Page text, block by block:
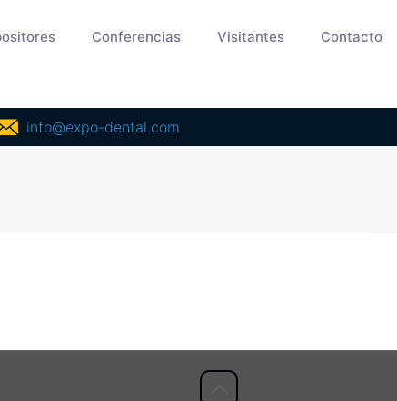
Conferencias Visitantes Contacto
info@expo-dental.com